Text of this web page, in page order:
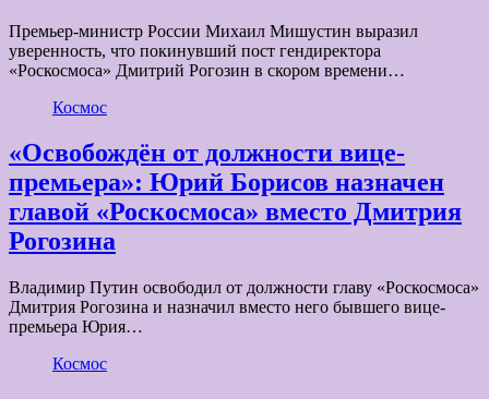
Премьер-министр России Михаил Мишустин выразил
уверенность, что покинувший пост гендиректора
«Роскосмоса» Дмитрий Рогозин в скором времени…
Космос
«Освобождён от должности вице-
премьера»: Юрий Борисов назначен
главой «Роскосмоса» вместо Дмитрия
Рогозина
Владимир Путин освободил от должности главу «Роскосмоса»
Дмитрия Рогозина и назначил вместо него бывшего вице-
премьера Юрия…
Космос